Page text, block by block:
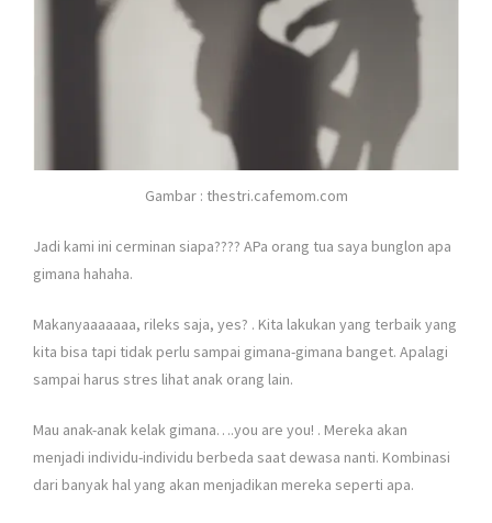
Gambar : thestri.cafemom.com
Jadi kami ini cerminan siapa???? APa orang tua saya bunglon apa
gimana hahaha.
Makanyaaaaaaa, rileks saja, yes? . Kita lakukan yang terbaik yang
kita bisa tapi tidak perlu sampai gimana-gimana banget. Apalagi
sampai harus stres lihat anak orang lain.
Mau anak-anak kelak gimana….you are you! . Mereka akan
menjadi individu-individu berbeda saat dewasa nanti. Kombinasi
dari banyak hal yang akan menjadikan mereka seperti apa.